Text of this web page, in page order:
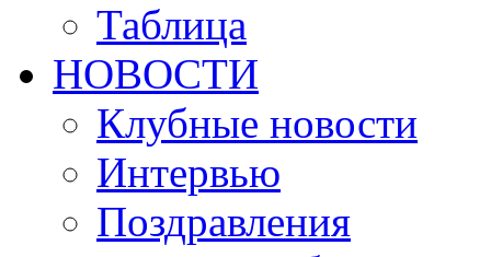
Таблица
НОВОСТИ
Клубные новости
Интервью
Поздравления